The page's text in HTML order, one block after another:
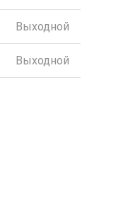
Выходной
Выходной